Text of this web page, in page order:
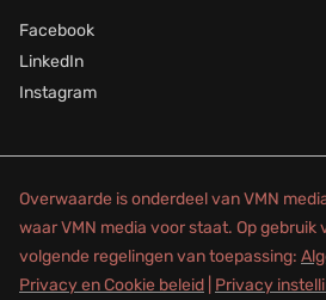
Facebook
LinkedIn
Instagram
Overwaarde is onderdeel van VMN
waar VMN media voor staat. Op gebruik
volgende regelingen van toepassing:
Privacy en Cookie beleid Privacy